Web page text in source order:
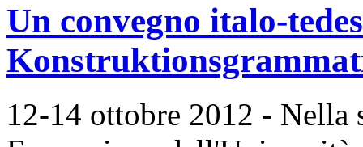
Un convegno italo-
12-14 ottobre 2012 - Nella